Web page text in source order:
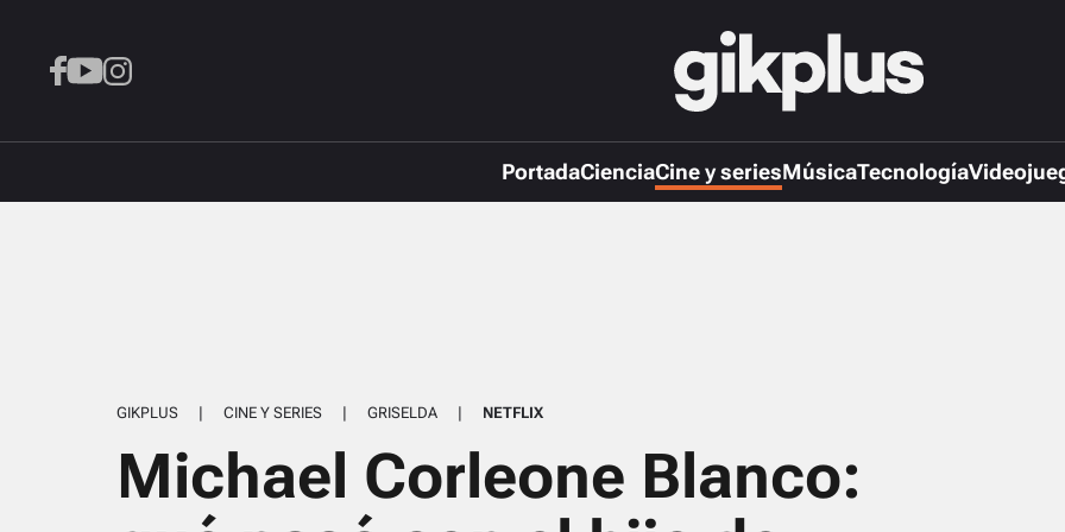
PortadaCienciaCine y seriesMúsicaTecnología
GIKPLUS | CINE Y SERIES | GRISELDA | NETFLIX
Michael Corleone Blanco: